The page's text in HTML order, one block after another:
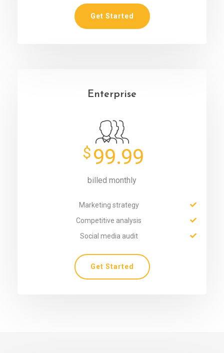
Get Started
Enterprise
$ 99.99
billed monthly
Marketing strategy
Competitive analysis
Social media audit
Get Started